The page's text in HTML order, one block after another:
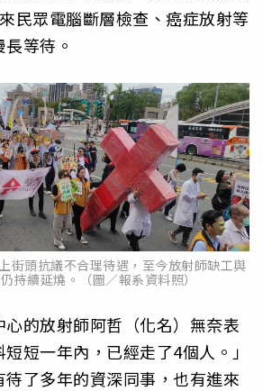
民眾電腦斷層檢查、癌症放射等
等待。
街頭抗議不合理待遇，至今放射師缺工與
持續延燒。（圖／報系資料照）
的放射師阿哲（化名）無奈表
短一年內，已經走了4個人。」
了多年的資深同事，也有進來